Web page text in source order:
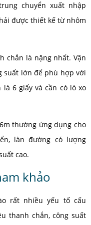
chuyển xuất nhập
được thiết kế từ nhôm
chắn là nặng nhất. Vận
suất lớn để phù hợp với
6 giấy và cần có lò xo
thường ứng dụng cho
làn đường có lượng
cao.
khảo
rất nhiều yếu tố cấu
thanh chắn, công suất